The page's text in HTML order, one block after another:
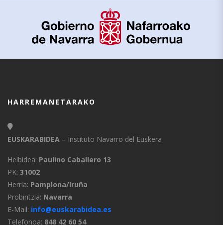
HARREMANETARAKO
EUSKARABIDEA – Instituto Navarro del Euskera
Helbidea: Paulino Caballero 13
PK: 31002
Herria: Pamplona/Iruña
Probintzia: Navarra
E-Mail: info@euskarabidea.es
Telefonoa: 848 42 60 54